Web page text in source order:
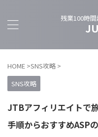
残業100時
HOME >SNS攻略 >
SNS攻略
JTBアフィリエイトで
手順からおすすめASP